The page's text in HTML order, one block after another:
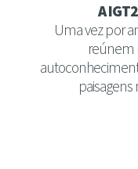
A
Uma vez por
reúnem